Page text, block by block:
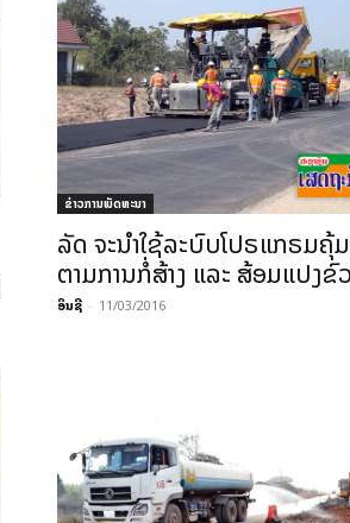
ຂ່າວການພັດທະນາ
ລັດ ຈະ​ນຳ​ໃຊ້​ລະ­ບົບ​ໂປຣ​ແກຣມ​
ຕາມ​ການ​ກໍ່­ສ້າງ ແລະ​ ສ້ອມ­ແປງ​ຂົ
ອິນຊີ - 11/03/2016